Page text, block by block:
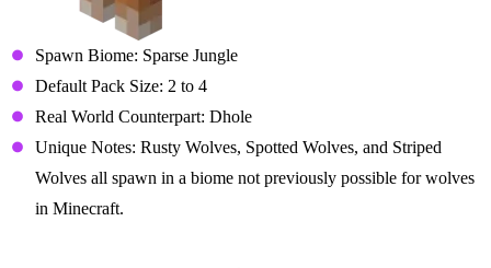
Spawn Biome: Sparse Jungle
Default Pack Size: 2 to 4
Real World Counterpart: Dhole
Unique Notes: Rusty Wolves, Spotted Wolves, and Striped
Wolves all spawn in a biome not previously possible for wolves
in Minecraft.